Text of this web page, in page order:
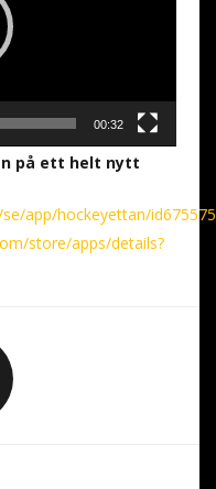
00:32
n på ett helt nytt
app/hockeyettan/
store/apps/details?